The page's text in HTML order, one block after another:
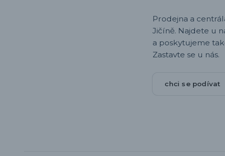
Prodejna a
Jičíně. Najdete u
a poskytujeme
Zastavte se u nás.
chci se podívat